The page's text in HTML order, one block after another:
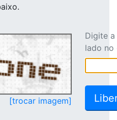
[trocar imagem]
Digite
lado no